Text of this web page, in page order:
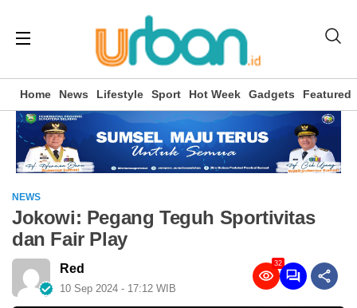
Home News Lifestyle Sport Hot Week Gadgets Featured
NEWS
Jokowi: Pegang Teguh Sportivitas
dan Fair Play
Red
10 Sep 2024 - 17:12 WIB
32